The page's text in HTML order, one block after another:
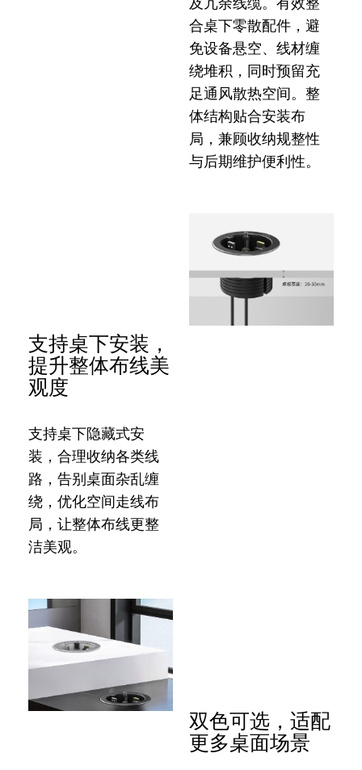
合桌下零散配件，避
免设备悬空、线材缠
绕堆积，同时预留充
足通风散热空间。整
体结构贴合安装布
局，兼顾收纳规整性
与后期维护便利性。
支持桌下安装，
提升整体布线美
观度
支持桌下隐藏式安
装，合理收纳各类线
路，告别桌面杂乱缠
绕，优化空间走线布
局，让整体布线更整
洁美观。
双色可选，适配
更多桌面场景